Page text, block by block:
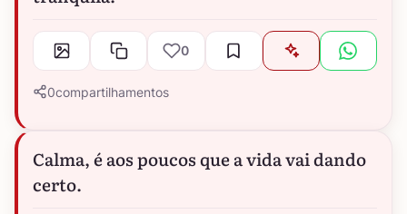
0
0compartilhamentos
Calma, é aos poucos que a vida vai dando
certo.